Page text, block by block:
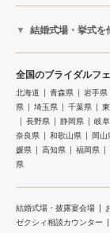
結婚式場・挙式を
全国のブライダルフ
北海道 青森県 岩手県
県
埼玉県 千葉県
長野県
静岡県 岐
奈良県
和歌山県 岡山
媛県
高知県 福岡県
県
結婚式場・披露宴会場
ゼクシィ相談カウンター